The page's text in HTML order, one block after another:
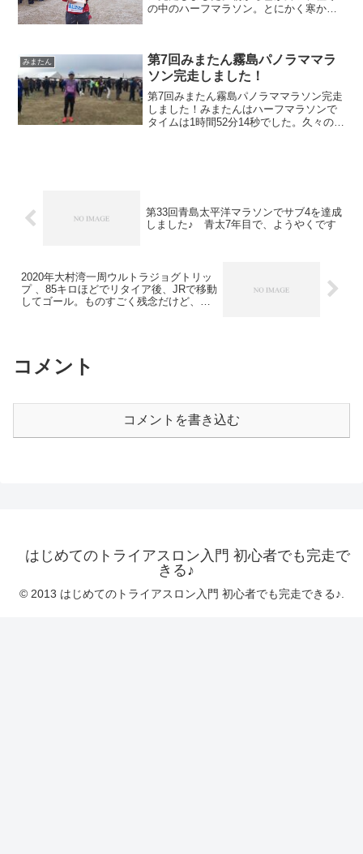
の中のハーフマラソン。とにかく寒かっ
分~...
みまたん
第7回みまたん霧島パノラママラ
ソン完走しました！
第7回みまたん霧島パノラママラソン完走
しました！みまたんはハーフマラソンで
タイムは1時間52分14秒でした。久々のハ
第33回青島太平洋マラソンでサブ4を達成
しました♪ 青太7年目で、ようやくです
2020年大村湾一周ウルトラジョグトリッ
プ 、85キロほどでリタイア後、JRで移動
してゴール。ものすごく残念だけど、仕
コメント
コメントを書き込む
はじめてのトライアスロン入門 初心者でも完走で
きる♪
© 2013 はじめてのトライアスロン入門 初心者でも完走できる♪.